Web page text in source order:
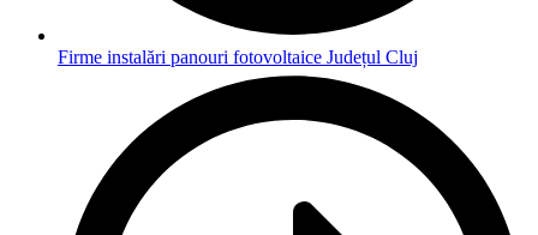
Firme instalări panouri fotovoltaice Județul Cluj